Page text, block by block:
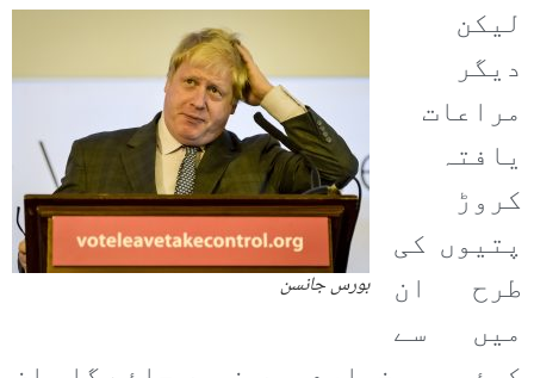
بورس جانسن
لیکن
دیگر
مراعات
یافتہ
کروڑ
پتیوں کی
طرح ان
میں سے